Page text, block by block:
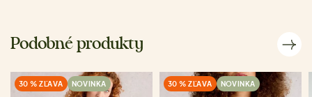
Podobné produkty
30 % ZĽAVA NOVINKA 30 % ZĽAVA NOVINKA